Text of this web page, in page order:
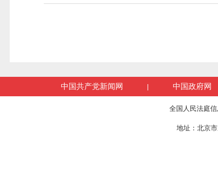
中国共产党新闻网 | 中国政府网
全国人民法庭
地址：北京